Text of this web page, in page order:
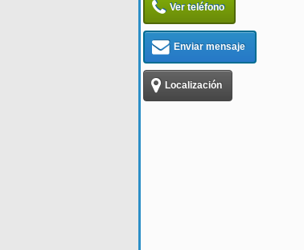
Ver teléfono
Enviar mensaje
Localización